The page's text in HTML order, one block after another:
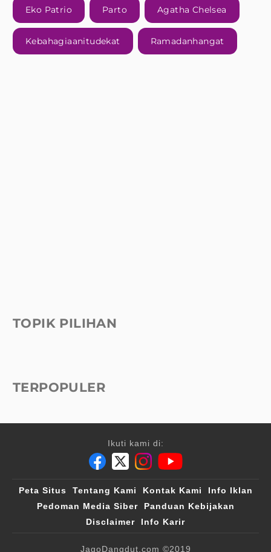
Eko Patrio Parto Agatha Chelsea
Kebahagiaanitudekat Ramadanhangat
TOPIK PILIHAN
TERPOPULER
Ikuti kami di:
Peta Situs Tentang Kami Kontak Kami
Info Iklan
Pedoman Media Siber
Panduan Kebijakan
Disclaimer
Info Karir
JagoDangdut.com ©2019